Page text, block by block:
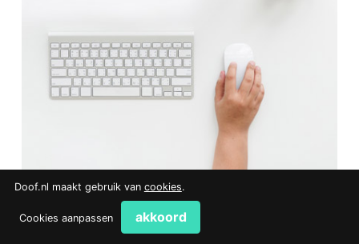
Het Amerikaanse bedrijf Lantos Technologies brengt een digitale
Doof.nl maakt gebruik van cookies.
Cookies aanpassen akkoord